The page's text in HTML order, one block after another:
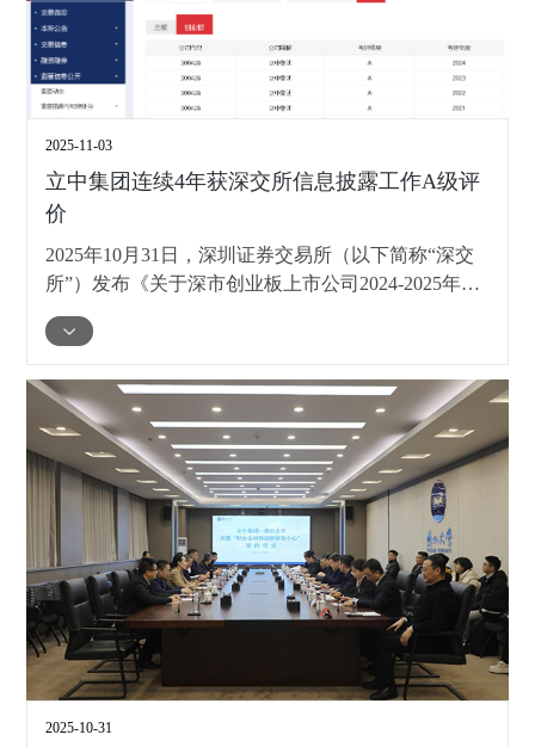
2025-11-03
立中集团连续4年获深交所信息披露工作A级评
价
2025年10月31日，深圳证券交易所（以下简称“深交
所”）发布《关于深市创业板上市公司2024-2025年度
信息披露工作评价结果的通报》，立中四通轻合金集
团股份有限公司（以下简称“立中集团”或“公司”）凭
者交流以及持续稳定的股东回报，再次荣获信息披露
工作最高评级——A级。这是立中集团已连续4年获
此荣誉，充分体现了监管机构与资本市场对公司在公
司治理、规范运作及投资者关系管理等方面工作的高
度认可。
2025-10-31